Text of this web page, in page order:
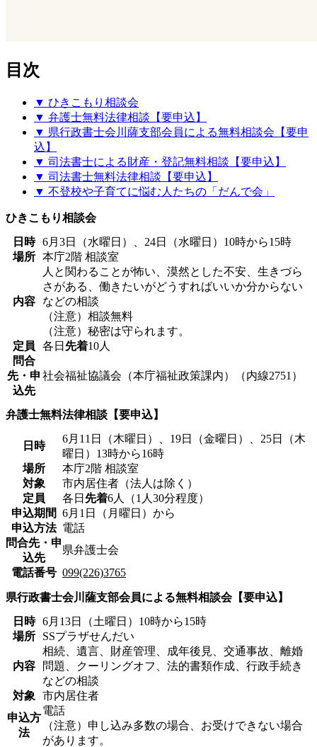
目次
▼ ひきこもり相談会
▼ 弁護士無料法律相談【要申込】
▼ 県行政書士会川薩支部会員による無料相談会【要申
込】
▼ 司法書士による財産・登記無料相談【要申込】
▼ 司法書士無料法律相談【要申込】
▼ 不登校や子育てに悩む人たちの「だんで会」
ひきこもり相談会
日時 6月3日（水曜日）、24日（水曜日）10時から15時
場所 本庁2階 相談室
内容
人と関わることが怖い、漠然とした不安、生きづら
さがある、働きたいがどうすればいいか分からない
などの相談
（注意）相談無料
（注意）秘密は守られます。
定員
各日 先着10人
問合
先・申
込先
社会福祉協議会（本庁福祉政策課内）（内線2751）
弁護士無料法律相談【要申込】
日時
6月11日（木曜日）、19日（金曜日）、25日（木
曜日）13時から16時
場所
本庁2階 相談室
対象
市内居住者（法人は除く）
定員
各日 先着6人（1人30分程度）
申込期間 6月1日（月曜日）から
申込方法 電話
問合先・申
込先
県弁護士会
電話番号 099(226)3765
県行政書士会川薩支部会員による無料相談会【要申込】
日時 6月13日（土曜日）10時から15時
場所
SSプラザせんだい
内容
相続、遺言、財産管理、成年後見、交通事故、離婚
問題、クーリングオフ、法的書類作成、行政手続き
などの相談
対象
市内居住者
申込方
法
電話
（注意）申し込み多数の場合、お受けできない場合
があります。